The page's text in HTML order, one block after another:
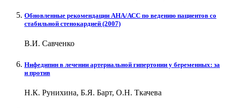
Обновленные рекомендации АНА/АСС по ведению пациентов со
стабильной стенокардией (2007)
В.И. Савченко
Нифедипин в лечении артериальной гипертонии у беременных: за
и против
Н.К. Рунихина, Б.Я. Барт, О.Н. Ткачева